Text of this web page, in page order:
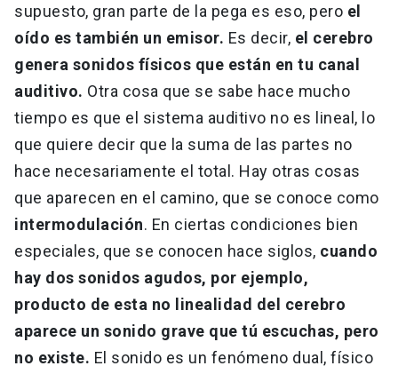
supuesto, gran parte de la pega es eso, pero el
oído es también un emisor. Es decir, el cerebro
genera sonidos físicos que están en tu canal
auditivo. Otra cosa que se sabe hace mucho
tiempo es que el sistema auditivo no es lineal, lo
que quiere decir que la suma de las partes no
hace necesariamente el total. Hay otras cosas
que aparecen en el camino, que se conoce como
intermodulación. En ciertas condiciones bien
especiales, que se conocen hace siglos, cuando
hay dos sonidos agudos, por ejemplo,
producto de esta no linealidad del cerebro
aparece un sonido grave que tú escuchas, pero
no existe. El sonido es un fenómeno dual, físico